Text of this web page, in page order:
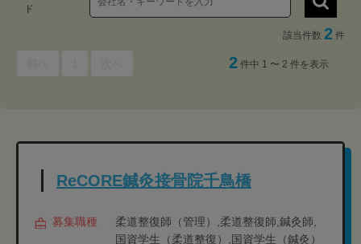
ド
該当件数 2 件
2 件中 1 〜 2 件を表示
ReCORE鍼灸接骨院千鳥橋
募集職種
柔道整復師（管理）,柔道整復師,鍼灸師,
国資学生（柔道整復）,国資学生（鍼灸）